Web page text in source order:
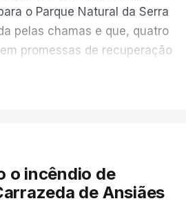
o Parque Natural da Serra
pelas chamas e que, quatro
promessas de recuperação
ESTÁ NESTE
o incêndio de
de Ansiães